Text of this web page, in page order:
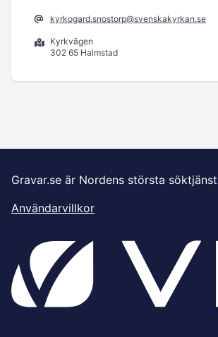
kyrkogard.snostorp@svenskakyrkan.se
Kyrkvägen
302 65 Halmstad
Gravar.se är Nordens största
Användarvillkor